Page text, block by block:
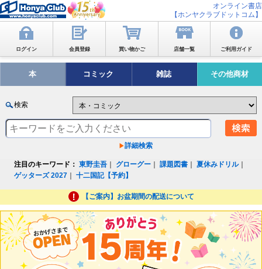
オンライン書店
【ホンヤクラブドットコム】
ログイン 会員登録 買い物かご 店舗一覧 ご利用ガイド
本 コミック 雑誌 その他商材
検索
詳細検索
注目のキーワード： 東野圭吾 グローグー ｜課題図書 ｜夏休みドリル｜
ゲッターズ 2027 ｜十二国記【予約】
【ご案内】お盆期間の配送について